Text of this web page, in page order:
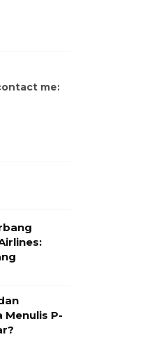
me:
Menulis P-